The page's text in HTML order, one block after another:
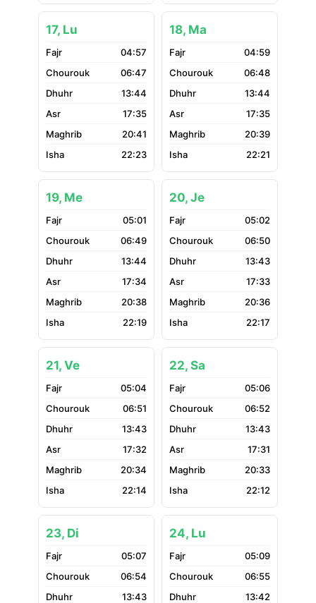
17, Lu
04:57
06:47
13:44
17:35
20:41
22:23
18, Ma
04:59
06:48
13:44
17:35
20:39
22:21
19, Me
05:01
06:49
13:44
17:34
20:38
22:19
20, Je
05:02
06:50
13:43
17:33
20:36
22:17
21, Ve
05:04
06:51
13:43
17:32
20:34
22:14
22, Sa
05:06
06:52
13:43
17:31
20:33
22:12
23, Di
05:07
06:54
13:43
24, Lu
05:09
06:55
13:42